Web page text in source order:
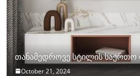
თანამედროვე სტილის საერთო
October 21, 2024